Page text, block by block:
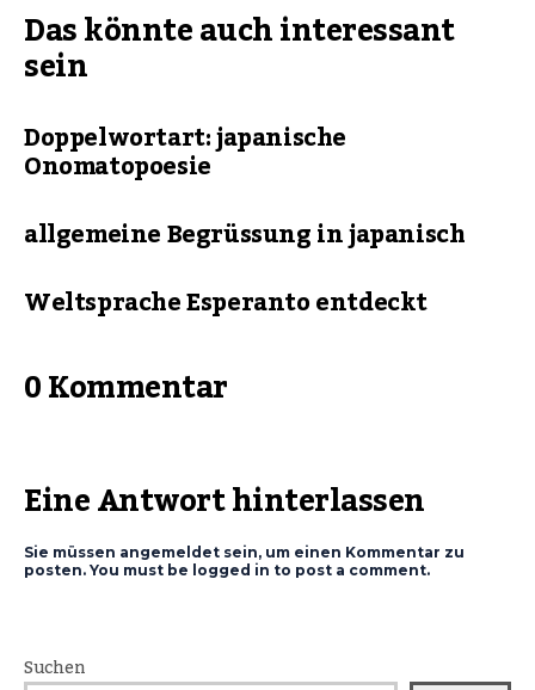
Das könnte auch interessant
sein
Doppelwortart: japanische
Onomatopoesie
allgemeine Begrüssung in japanisch
Weltsprache Esperanto entdeckt
0 Kommentar
Eine Antwort hinterlassen
Sie müssen angemeldet sein, um einen Kommentar zu
posten. You must be logged in to post a comment.
Suchen